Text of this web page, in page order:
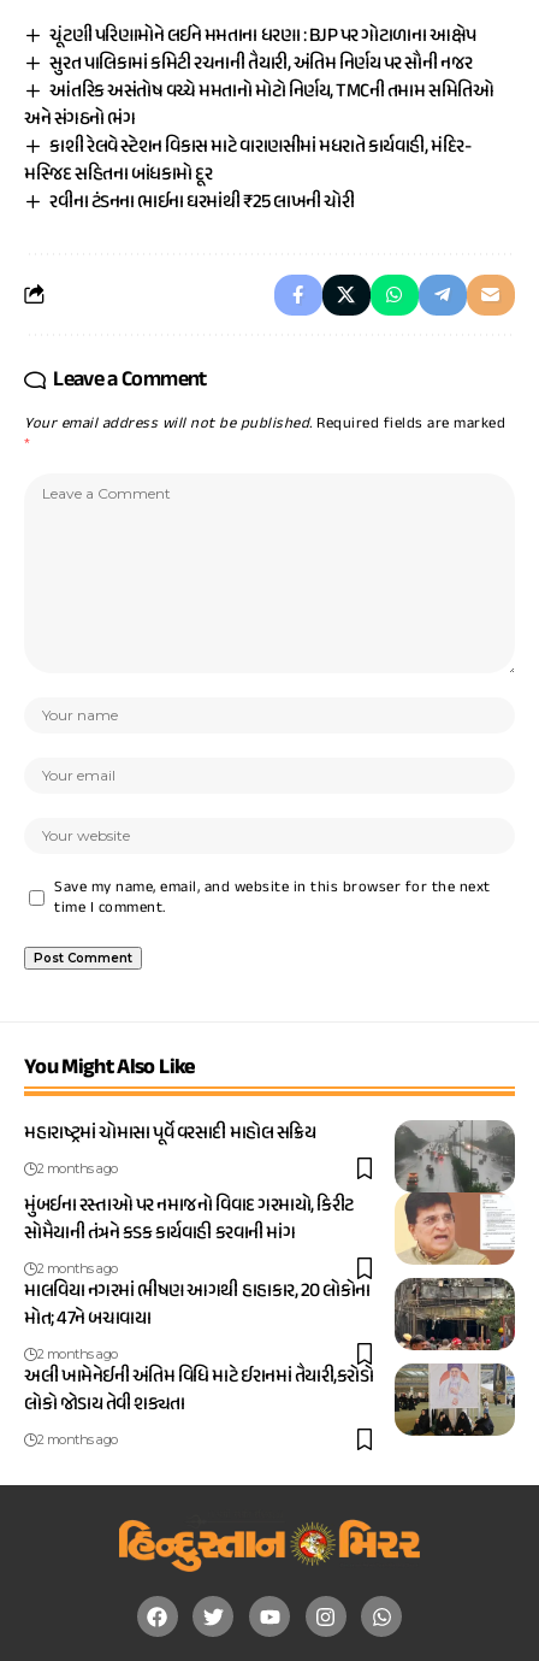
ચૂંટણી પરિણામોને લઈને મમતાના ધરણા : BJP પર ગોટાળાના આક્ષેપ
સુરત પાલિકામાં કમિટી રચનાની તૈયારી, અંતિમ નિર્ણય પર સૌની નજર
આંતરિક અસંતોષ વચ્ચે મમતાનો મોટો નિર્ણય, TMCની તમામ સમિતિઓ
અને સંગઠનો ભંગ
કાશી રેલવે સ્ટેશન વિકાસ માટે વારાણસીમાં મધરાતે કાર્યવાહી, મંદિર-
મસ્જિદ સહિતના બાંધકામો દૂર
રવીના ટંડનના ભાઈના ઘરમાંથી ₹25 લાખની ચોરી
Leave a Comment
Your email address will not be published. Required fields are marked
*
Save my name, email, and website in this browser for the next
time I comment.
You Might Also Like
મહારાષ્ટ્રમાં ચોમાસા પૂર્વે વરસાદી માહોલ સક્રિય
2 months ago
મુંબઈના રસ્તાઓ પર નમાજનો વિવાદ ગરમાયો, કિરીટ
સોમૈયાની તંત્રને કડક કાર્યવાહી કરવાની માંગ
2 months ago
માલવિયા નગરમાં ભીષણ આગથી હાહાકાર, 20 લોકોના
મોત; 47ને બચાવાયા
2 months ago
અલી ખામેનેઈની અંતિમ વિધિ માટે ઈરાનમાં તૈયારી,કરોડો
લોકો જોડાય તેવી શક્યતા
2 months ago